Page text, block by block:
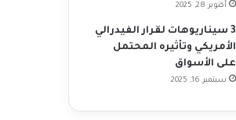
أكتوبر 28, 2025
3 سيناريوهات لقرار الفيدرالي
الأمريكي وتأثيره المحتمل
على الأسواق
سبتمبر 16, 2025